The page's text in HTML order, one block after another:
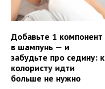
Добавьте 1 компонент
в шампунь — и
забудьте про седину: к
колористу идти
больше не нужно